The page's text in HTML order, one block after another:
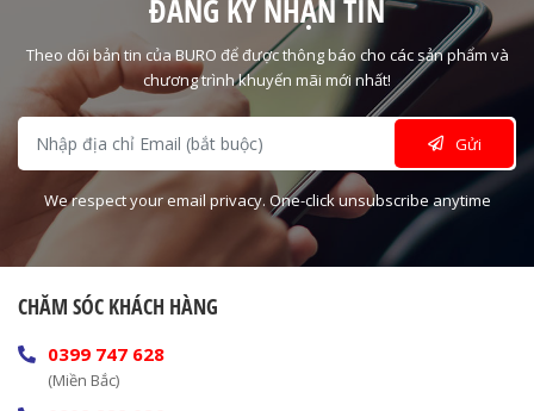
ĐĂNG KÝ NHẬN TIN
Theo dõi bản tin của BURO để được thông báo cho các sản phẩm và
chương trình khuyến mãi mới nhất!
Gửi
We respect your email privacy. One-click unsubscribe anytime
CHĂM SÓC KHÁCH HÀNG
0399 747 628
(Miền Bắc)